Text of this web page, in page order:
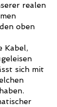
realen
oben
Kabel,
sich mit